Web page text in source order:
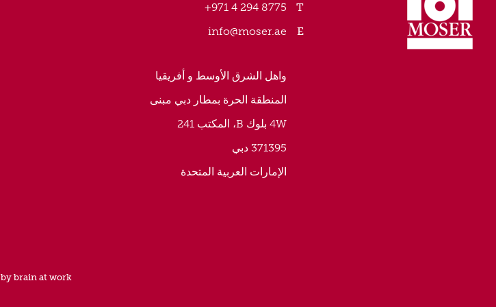
8775 294 4 971+
info@moser.ae
واهل الشرق الأوسط و أفريقيا
المنطقة الحرة بمطار دبي مبنى
4W بلوك B، المكتب 241
371395 دبي
الإمارات العربية المتحدة
by brain at work